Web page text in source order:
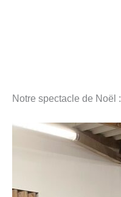
Notre spectacle de Noël :